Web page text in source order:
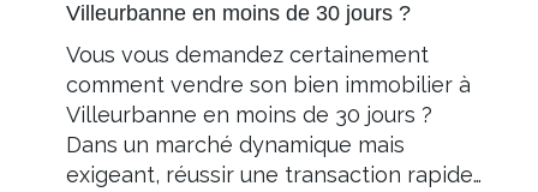
Villeurbanne en moins de 30 jours ?
Vous vous demandez certainement
comment vendre son bien immobilier à
Villeurbanne en moins de 30 jours ?
Dans un marché dynamique mais
exigeant, réussir une transaction rapide…